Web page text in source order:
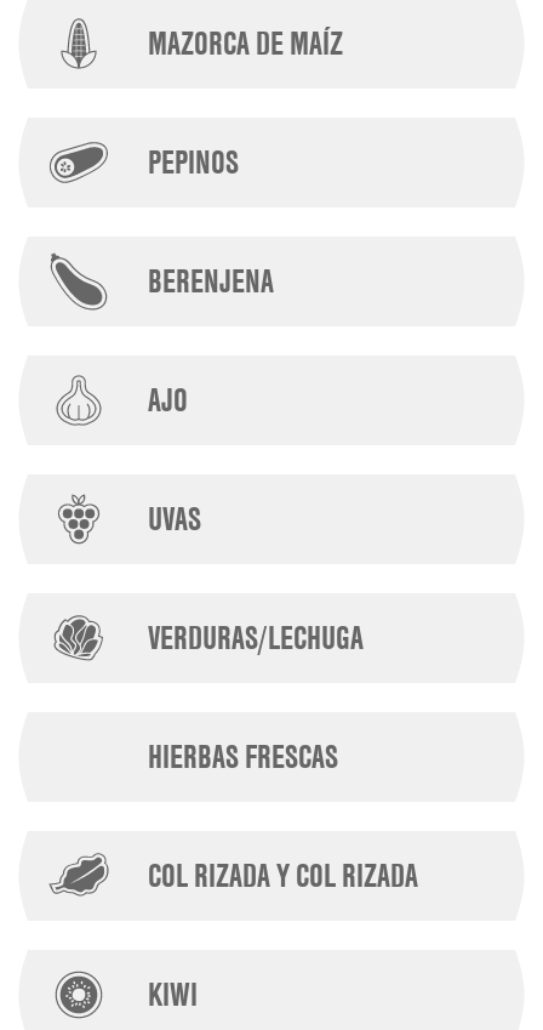
MAZORCA DE MAÍZ
PEPINOS
BERENJENA
AJO
UVAS
VERDURAS/LECHUGA
HIERBAS FRESCAS
COL RIZADA Y COL RIZADA
KIWI